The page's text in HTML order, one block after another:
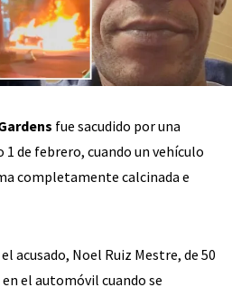
fue sacudido por una
de febrero, cuando un vehículo
completamente calcinada e
acusado, Noel Ruiz Mestre, de 50
el automóvil cuando se